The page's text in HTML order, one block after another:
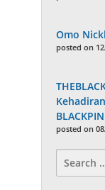
Omo
posted on
posted on
for: